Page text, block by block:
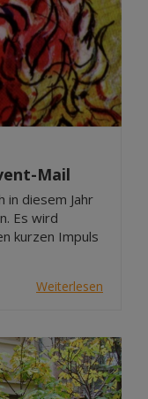
Mail
in diesem Jahr
Es wird
kurzen Impuls
Weiterlesen